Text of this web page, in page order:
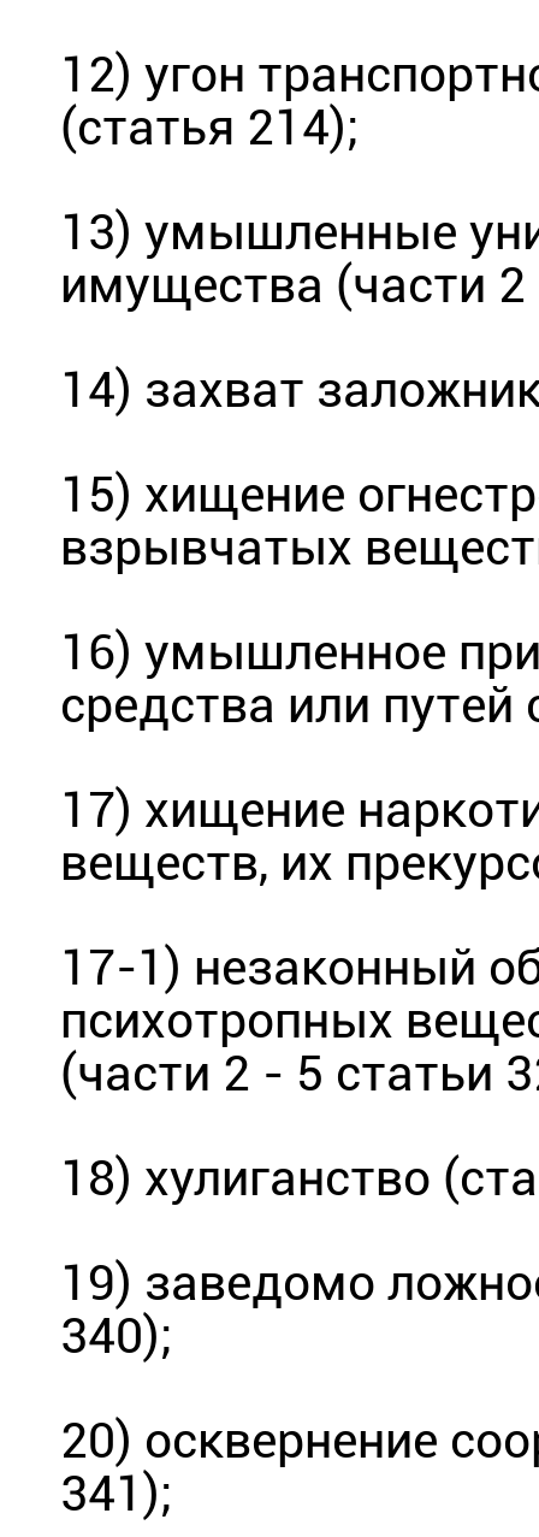
12) угон
(статья 214);
13) умышленные
имущества (части 2
14) захват
15) хищение
взрывчатых
16) умышленное
средства или
17) хищение
веществ, их
17-1) незаконный
психотропных
(части 2 - 5 статьи
18) хулиганство
19) заведомо
340);
20) осквернение
341);